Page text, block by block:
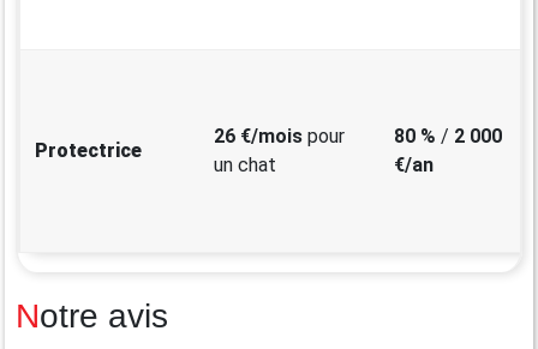
Protectrice
26 €/mois pour
un chat
80 % / 2 000
€/an
Notre avis